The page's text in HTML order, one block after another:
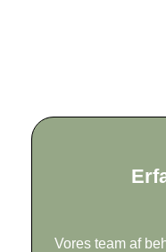
Vores team af